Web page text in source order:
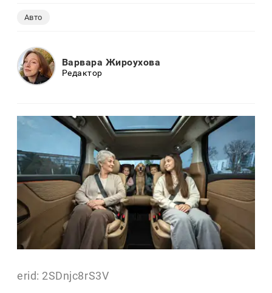
Авто
Варвара Жироухова
Редактор
erid: 2SDnjc8rS3V